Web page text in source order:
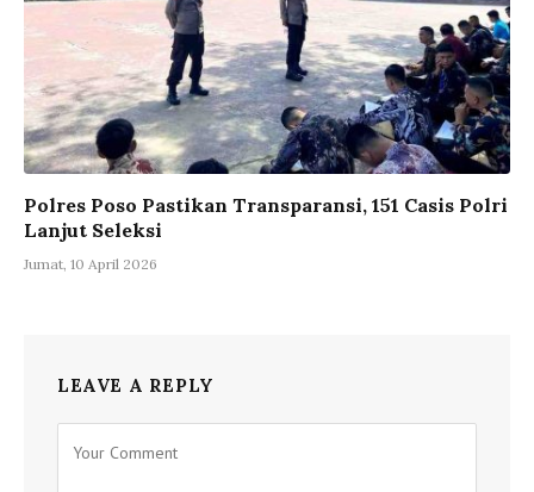
Polres Poso Pastikan Transparansi, 151 Casis Polri
Lanjut Seleksi
Jumat, 10 April 2026
LEAVE A REPLY